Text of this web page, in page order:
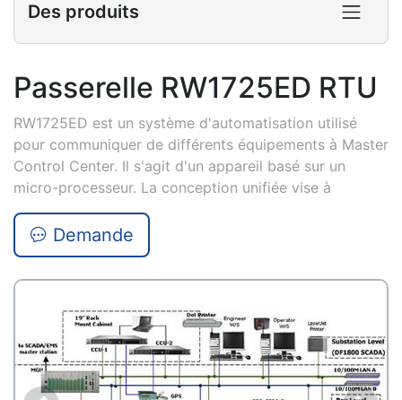
Des produits
Passerelle RW1725ED RTU
RW1725ED est un système d'automatisation utilisé
pour communiquer de différents équipements à Master
Control Center. Il s'agit d'un appareil basé sur un
micro-processeur. La conception unifiée vise à
Demande